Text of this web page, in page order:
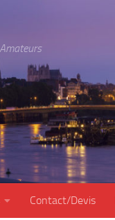
Contact/Devis